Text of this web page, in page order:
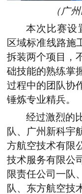
（广
本次 比赛设
区域标准线路施
拆装两个项目，
础技能的熟练掌
过程中的团队协
锤炼专业精兵。
经过激烈的
队、广州新科宇
方航空技术有限
技术服务有限公
限责任公司一队
队、东方航空技